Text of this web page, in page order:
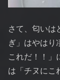
さて、匂いは
ぎ」はやはり
これだ！！」
は「チヌにこ